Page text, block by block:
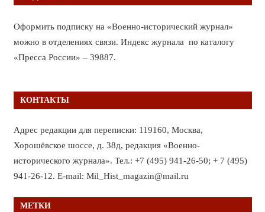
Оформить подписку на «Военно-исторический журнал»
можно в отделениях связи. Индекс журнала по каталогу
«Пресса России» – 39887.
КОНТАКТЫ
Адрес редакции для переписки: 119160, Москва,
Хорошёвское шоссе, д. 38д, редакция «Военно-
исторического журнала». Тел.: +7 (495) 941-26-50; + 7 (495)
941-26-12. E-mail: Mil_Hist_magazin@mail.ru
МЕТКИ